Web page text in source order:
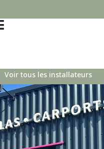
Voir tous les installateurs